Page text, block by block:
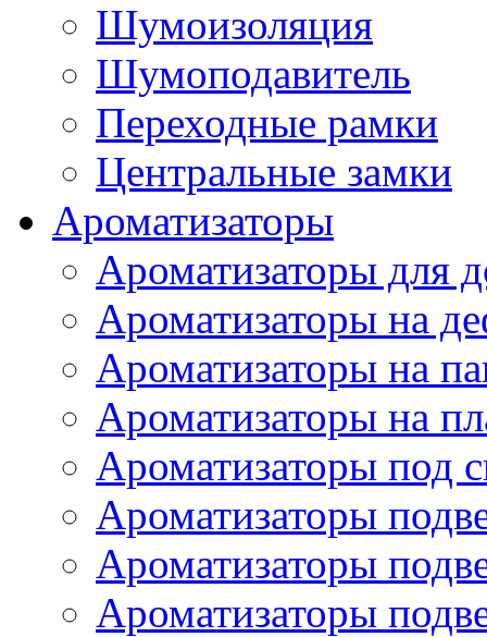
Шумоизоляция
Шумоподавитель
Переходные рамки
Центральные замки
Ароматизаторы
Ароматизаторы для
Ароматизаторы на
Ароматизаторы на
Ароматизаторы на
Ароматизаторы под
Ароматизаторы
Ароматизаторы
Ароматизаторы